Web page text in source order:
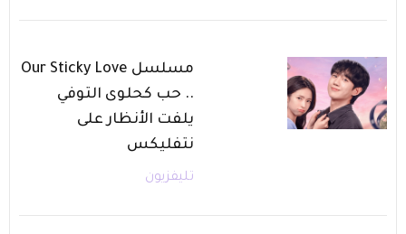
مسلسل Our Sticky Love
.. حب كحلوى التوفي
يلفت الأنظار على
نتفليكس
تليفزيون